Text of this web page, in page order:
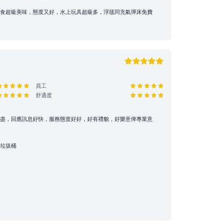
超級美味，態度又好，水上玩具超級多，浮毯同充氣彈床免費
員工
舒適度
，回應訊息好快，服務態度好好，好有禮貌，好樂意俾專業意
圾桶